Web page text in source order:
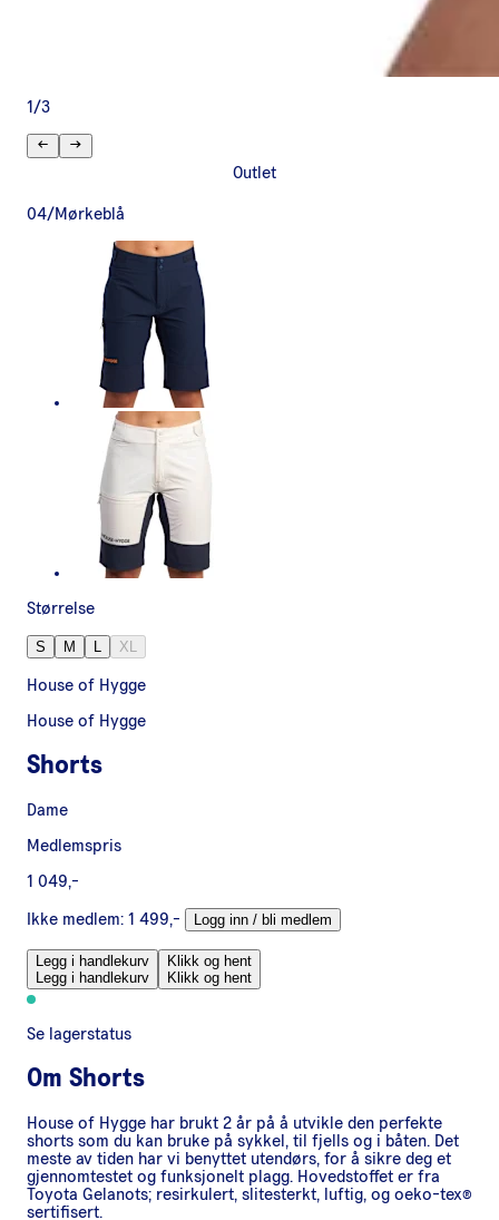
1 /3
Outlet
04/Mørkeblå
Størrelse
S M L XL
House of Hygge
House of Hygge
Shorts
Dame
Medlemspris
1 049,-
Ikke medlem: 1 499,- Logg inn / bli medlem
Legg i handlekurv
Legg i handlekurv
Klikk og hent
Klikk og hent
Se lagerstatus
Om Shorts
House of Hygge har brukt 2 år på å utvikle den perfekte
shorts som du kan bruke på sykkel, til fjells og i båten. Det
meste av tiden har vi benyttet utendørs, for å sikre deg et
gjennomtestet og funksjonelt plagg. Hovedstoffet er fra
Toyota Gelanots; resirkulert, slitesterkt, luftig, og oeko-tex®
sertifisert.